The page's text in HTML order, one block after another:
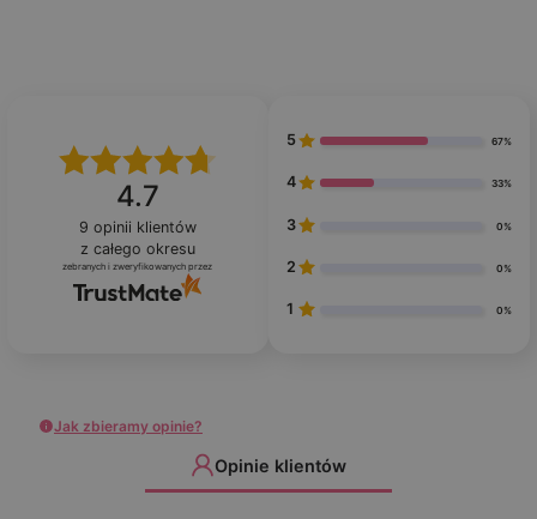
4.7
9 opinii klientów
z całego okresu
zebranych i zweryfikowanych przez
5 67%
4 33%
3 0%
2 0%
1 0%
Jak zbieramy opinie?
Opinie klientów